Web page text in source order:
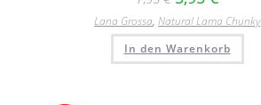
Lana Grossa, Natural Lama Chunky
In den Warenkorb